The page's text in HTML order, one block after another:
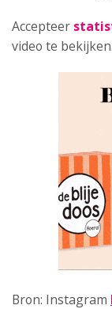
Accepteer
video te bekijken.
Bron: Instagram